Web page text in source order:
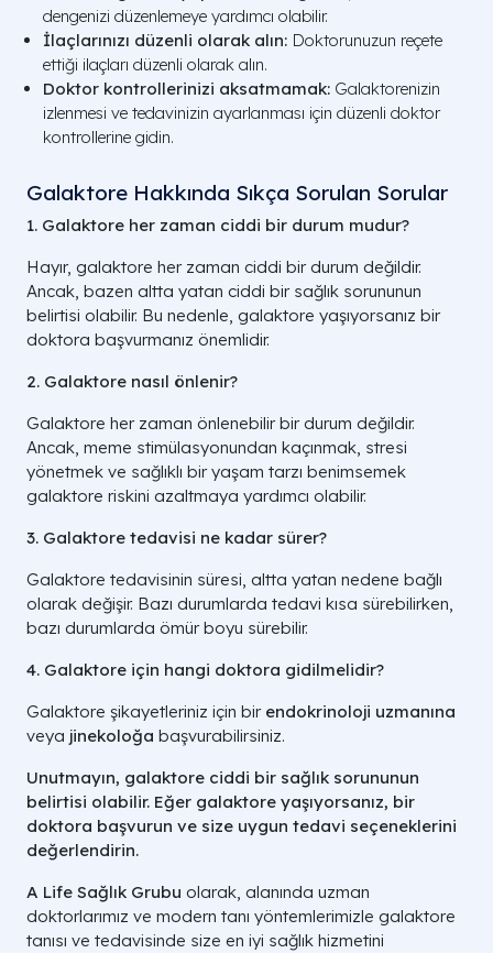
dengenizi düzenlemeye yardımcı olabilir.
İlaçlarınızı düzenli olarak alın: Doktorunuzun reçete
ettiği ilaçları düzenli olarak alın.
Doktor kontrollerinizi aksatmamak: Galaktorenizin
izlenmesi ve tedavinizin ayarlanması için düzenli doktor
kontrollerine gidin.
Galaktore Hakkında Sıkça Sorulan Sorular
1. Galaktore her zaman ciddi bir durum mudur?
Hayır, galaktore her zaman ciddi bir durum değildir.
Ancak, bazen altta yatan ciddi bir sağlık sorununun
belirtisi olabilir. Bu nedenle, galaktore yaşıyorsanız bir
doktora başvurmanız önemlidir.
2. Galaktore nasıl önlenir?
Galaktore her zaman önlenebilir bir durum değildir.
Ancak, meme stimülasyonundan kaçınmak, stresi
yönetmek ve sağlıklı bir yaşam tarzı benimsemek
galaktore riskini azaltmaya yardımcı olabilir.
3. Galaktore tedavisi ne kadar sürer?
Galaktore tedavisinin süresi, altta yatan nedene bağlı
olarak değişir. Bazı durumlarda tedavi kısa sürebilirken,
bazı durumlarda ömür boyu sürebilir.
4. Galaktore için hangi doktora gidilmelidir?
Galaktore şikayetleriniz için bir endokrinoloji uzmanına
veya jinekoloğa başvurabilirsiniz.
Unutmayın, galaktore ciddi bir sağlık sorununun
belirtisi olabilir. Eğer galaktore yaşıyorsanız, bir
doktora başvurun ve size uygun tedavi seçeneklerini
değerlendirin.
A Life Sağlık Grubu olarak, alanında uzman
doktorlarımız ve modern tanı yöntemlerimizle galaktore
tanısı ve tedavisinde size en iyi sağlık hizmetini